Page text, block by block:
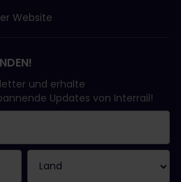
Website
und erhalte
Updates von Interrail!